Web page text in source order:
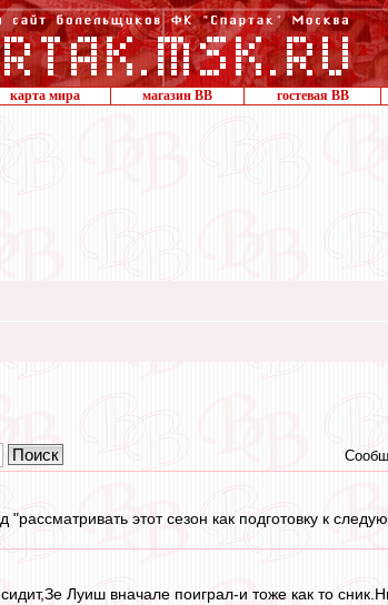
карта мира магазин ВВ гостевая ВВ
"рассматривать этот сезон как подготовку к
Луиш вначале поиграл-и тоже как то